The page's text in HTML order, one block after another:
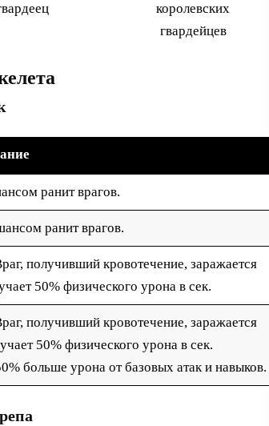
королевских
гвардейцев
ранит врагов.
ранит врагов.
получивший кровотечение, заражается
50% физического урона в сек.
получивший кровотечение, заражается
50% физического урона в сек.
больше урона от базовых атак и навыков.